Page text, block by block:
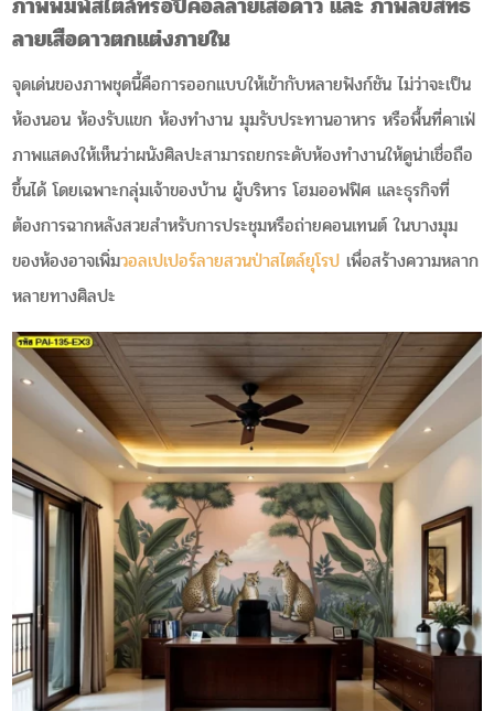
ลายเสือดาวตกแต่งภายใน
จุดเด่นของภาพชุดนี้คือการออกแบบให้เข้ากับหลายฟังก์ชัน ไม่ว่าจะเป็น
ห้องนอน ห้องรับแขก ห้องทำงาน มุมรับประทานอาหาร หรือพื้นที่คาเฟ่
ภาพแสดงให้เห็นว่าผนังศิลปะสามารถยกระดับห้องทำงานให้ดูน่าเชื่อถือ
ขึ้นได้ โดยเฉพาะกลุ่มเจ้าของบ้าน ผู้บริหาร โฮมออฟฟิศ และธุรกิจที่
ต้องการฉากหลังสวยสำหรับการประชุมหรือถ่ายคอนเทนต์ ในบางมุม
ของห้องอาจเพิ่มวอลเปเปอร์ลายสวนป่าสไตล์ยุโรป เพื่อสร้างความหลาก
หลายทางศิลปะ